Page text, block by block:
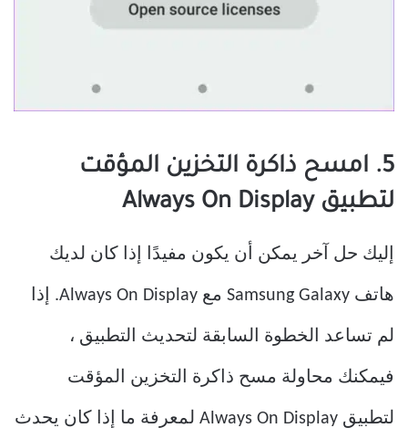
5. امسح ذاكرة التخزين المؤقت
لتطبيق Always On Display
إليك حل آخر يمكن أن يكون مفيدًا إذا كان لديك
هاتف Samsung Galaxy مع Always On Display. إذا
لم تساعد الخطوة السابقة لتحديث التطبيق ،
فيمكنك محاولة مسح ذاكرة التخزين المؤقت
لتطبيق Always On Display لمعرفة ما إذا كان يحدث